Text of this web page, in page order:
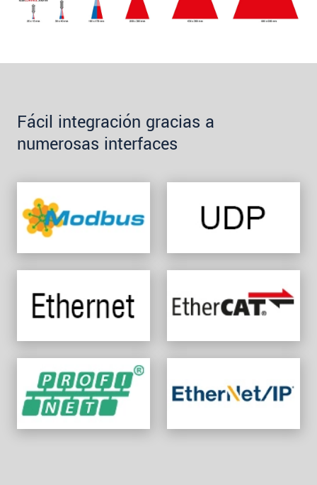
Fácil integración gracias a
numerosas interfaces